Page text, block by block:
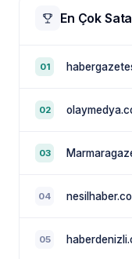
En Çok
01
02
03
04
05